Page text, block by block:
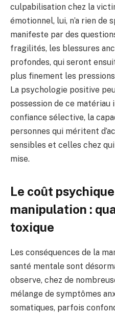
culpabilisation chez la
émotionnel, lui, n’a rien de
manifeste par des
fragilités, les blessures
profondes, qui seront
plus finement les
La psychologie positive
possession de ce
confiance sélective, la
personnes qui méritent
sensibles et celles chez
mise.
Le coût
manipulation :
toxique
Les conséquences de la
santé mentale sont
observe, chez de
mélange de symptômes
somatiques, parfois